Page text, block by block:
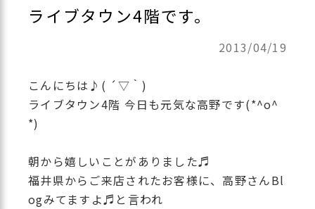
ライブタウン4階です。
2013/04/19
こんにちは♪( ´▽｀)
ライブタウン4階 今日も元気な高野です(*^o^
*)
朝から嬉しいことがありました♬
福井県からご来店されたお客様に、高野さんBl
ogみてますよ♬と言われ